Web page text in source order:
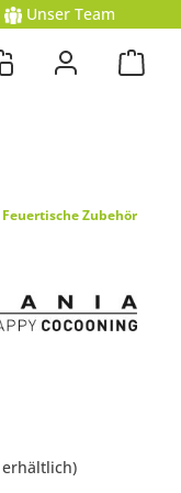
Unser Team
Feuertische Zubehör